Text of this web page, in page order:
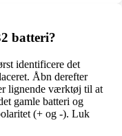
batteri?
identificere det
Åbn derefter
lignende værktøj til at
gamle batteri og
(+ og -). Luk